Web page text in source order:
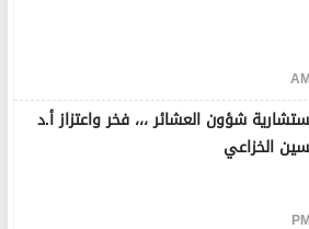
شؤون العشائر ،،، فخر واعتزاز أ.د
الخزاعي